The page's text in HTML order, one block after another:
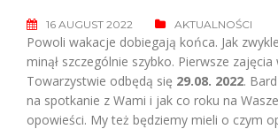
16 AUGUST 2022 AKTUALNOŚCI
Powoli wakacje dobiegają końca. Jak
minął szczególnie szybko. Pierwsze zajęcia
Towarzystwie odbędą się 29.08. 2022.
na spotkanie z Wami i jak co roku na
opowieści. My też będziemy mieli o czym